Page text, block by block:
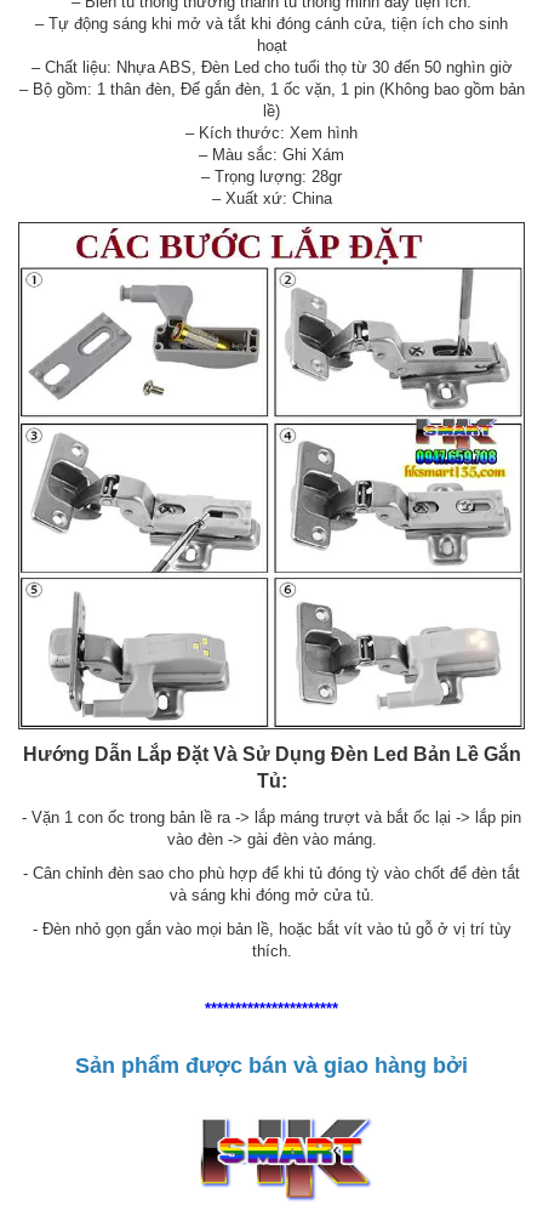
– Tự động sáng khi mở và tắt khi đóng cánh cửa, tiện ích cho sinh
hoạt
– Chất liệu: Nhựa ABS, Đèn Led cho tuổi thọ từ 30 đến 50 nghìn giờ
– Bộ gồm: 1 thân đèn, Đế gắn đèn, 1 ốc vặn, 1 pin (Không bao gồm bản
lề)
– Kích thước: Xem hình
– Màu sắc: Ghi Xám
– Trọng lượng: 28gr
– Xuất xứ: China
Hướng Dẫn Lắp Đặt Và Sử Dụng Đèn Led Bản Lề Gắn
Tủ:
- Vặn 1 con ốc trong bản lề ra -> lắp máng trượt và bắt ốc lại -> lắp pin
vào đèn -> gài đèn vào máng.
- Cân chỉnh đèn sao cho phù hợp để khi tủ đóng tỳ vào chốt để đèn tắt
và sáng khi đóng mở cửa tủ.
- Đèn nhỏ gọn gắn vào mọi bản lề, hoặc bắt vít vào tủ gỗ ở vị trí tùy
thích.
**********************
Sản phẩm được bán và giao hàng bởi